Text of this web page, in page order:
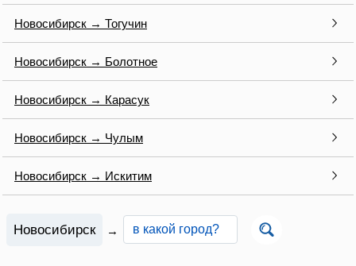
Новосибирск → Тогучин
Новосибирск → Болотное
Новосибирск → Карасук
Новосибирск → Чулым
Новосибирск → Искитим
Новосибирск →